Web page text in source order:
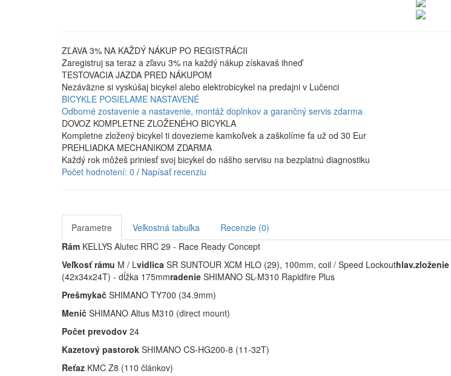
ZĽAVA 3% NA KAŽDÝ NÁKUP PO REGISTRÁCII
Zaregistruj sa teraz a zľavu 3% na každý nákup získavaš ihneď
TESTOVACIA JAZDA PRED NÁKUPOM
Nezáväzne si vyskúšaj bicykel alebo elektrobicykel na predajni v Lučenci
BICYKLE POSIELAME NASTAVENÉ
Odborné zostavenie a nastavenie, montáž doplnkov a garančný servis zdarma
DOVOZ KOMPLETNE ZLOŽENÉHO BICYKLA
Kompletne zložený bicykel ti dovezieme kamkoľvek a zaškolíme ťa už od 30 Eur
PREHLIADKA MECHANIKOM ZDARMA
Každý rok môžeš priniesť svoj bicykel do nášho servisu na bezplatnú diagnostiku
Počet hodnotení: 0 / Napísať recenziu
Parametre Veľkostná tabuľka
Recenzie (0)
Rám KELLYS Alutec RRC 29 - Race Ready Concept
Veľkosť rámu M / Lvidlica SR SUNTOUR XCM HLO (29), 100mm, coil / Speed Lockouthlav.zloženie
(42x34x24T) - dĺžka 175mmradenie SHIMANO SL-M310 Rapidfire Plus
Prešmykač SHIMANO TY700 (34.9mm)
Menič SHIMANO Altus M310 (direct mount)
Počet prevodov 24
Kazetový pastorok SHIMANO CS-HG200-8 (11-32T)
Reťaz KMC Z8 (110 článkov)